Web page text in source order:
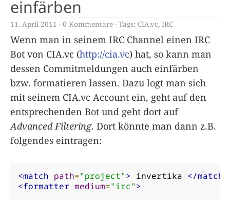
einfärben
11. April 2011 0 Kommentare Tags: CIA.vc, IRC
Wenn man in seinem IRC Channel einen IRC
Bot von CIA.vc (http://cia.vc) hat, so kann man
dessen Commitmeldungen auch einfärben
bzw. formatieren lassen. Dazu logt man sich
mit seinem CIA.vc Account ein, geht auf den
entsprechenden Bot und geht dort auf
Advanced Filtering. Dort könnte man dann z.B.
folgendes eintragen:
<match path="project"> invertika </match>
<formatter medium="irc">